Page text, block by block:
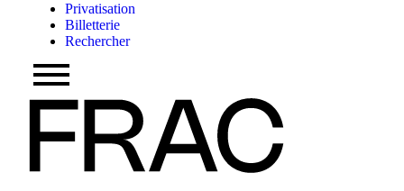
Privatisation
Billetterie
Rechercher